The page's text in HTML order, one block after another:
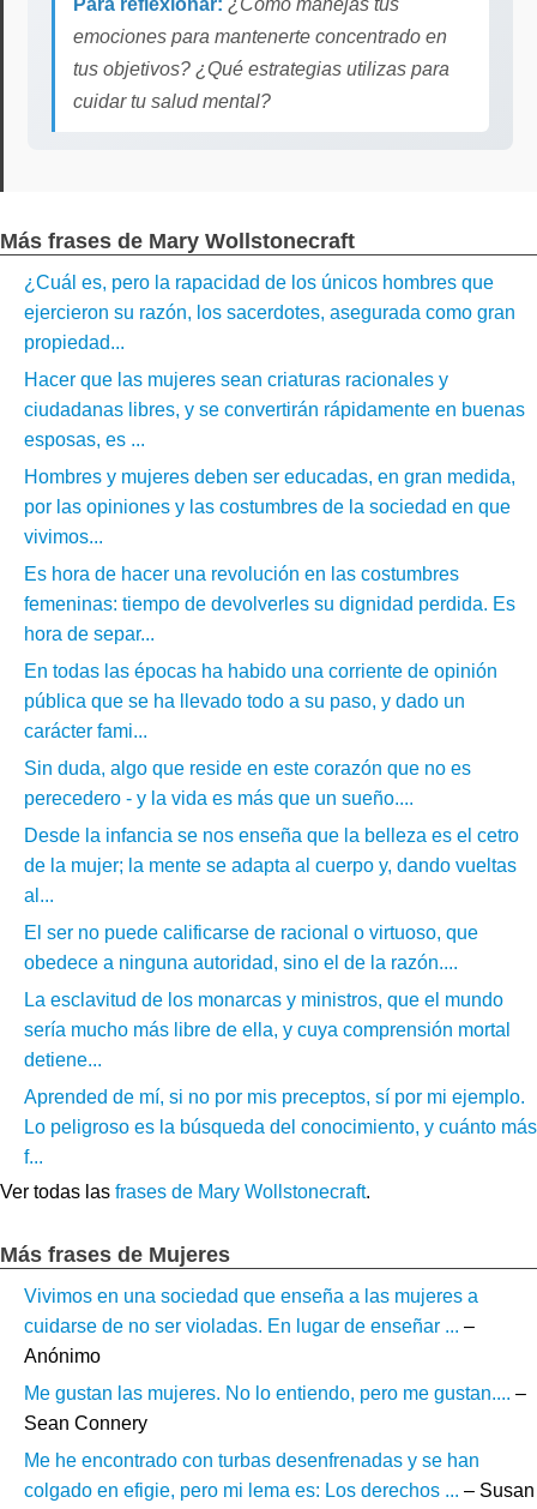
Para reflexionar: ¿Cómo manejas tus
emociones para mantenerte concentrado en
tus objetivos? ¿Qué estrategias utilizas para
cuidar tu salud mental?
Más frases de Mary Wollstonecraft
¿Cuál es, pero la rapacidad de los únicos hombres que
ejercieron su razón, los sacerdotes, asegurada como gran
propiedad...
Hacer que las mujeres sean criaturas racionales y
ciudadanas libres, y se convertirán rápidamente en buenas
esposas, es ...
Hombres y mujeres deben ser educadas, en gran medida,
por las opiniones y las costumbres de la sociedad en que
vivimos...
Es hora de hacer una revolución en las costumbres
femeninas: tiempo de devolverles su dignidad perdida. Es
hora de separ...
En todas las épocas ha habido una corriente de opinión
pública que se ha llevado todo a su paso, y dado un
carácter fami...
Sin duda, algo que reside en este corazón que no es
perecedero - y la vida es más que un sueño....
Desde la infancia se nos enseña que la belleza es el cetro
de la mujer; la mente se adapta al cuerpo y, dando vueltas
al...
El ser no puede calificarse de racional o virtuoso, que
obedece a ninguna autoridad, sino el de la razón....
La esclavitud de los monarcas y ministros, que el mundo
sería mucho más libre de ella, y cuya comprensión mortal
detiene...
Aprended de mí, si no por mis preceptos, sí por mi ejemplo.
Lo peligroso es la búsqueda del conocimiento, y cuánto más
f...
Ver todas las frases de Mary Wollstonecraft.
Más frases de Mujeres
Vivimos en una sociedad que enseña a las mujeres a
cuidarse de no ser violadas. En lugar de enseñar ... –
Anónimo
Me gustan las mujeres. No lo entiendo, pero me gustan.... –
Sean Connery
Me he encontrado con turbas desenfrenadas y se han
colgado en efigie, pero mi lema es: Los derechos ... – Susan